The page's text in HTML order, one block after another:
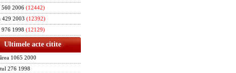
560 2006 (12442)
429 2003 (12392)
976 1998 (12129)
Ultimele acte citite
1065 2000
276 1998